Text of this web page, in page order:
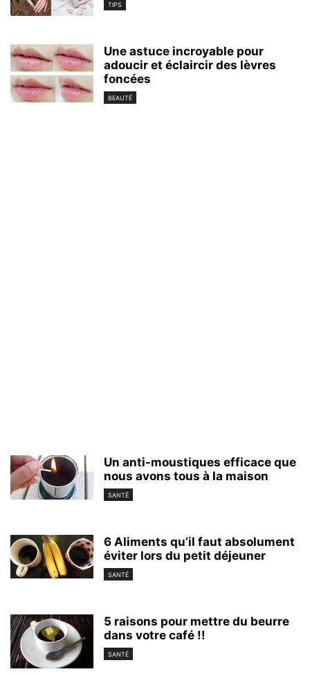
TIPS
Une astuce incroyable pour
adoucir et éclaircir des lèvres
foncées
BEAUTÉ
Un anti-moustiques efficace que
nous avons tous à la maison
SANTÉ
6 Aliments qu’il faut absolument
éviter lors du petit déjeuner
SANTÉ
5 raisons pour mettre du beurre
dans votre café !!
SANTÉ